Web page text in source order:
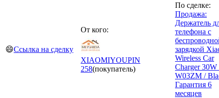
😄Ссылка на сделку
От кого:
XIAOMIYOUPIN
258(покупатель)
По сделке:
Продажа:
Держатель
телефона с
зарядкой
Wireless Car
Charger 30W
W03ZM /
Гарантия 6
месяцев